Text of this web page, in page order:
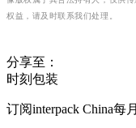
权益，请及时联系我们处理。
分享至：
时刻包装
订阅interpack China每